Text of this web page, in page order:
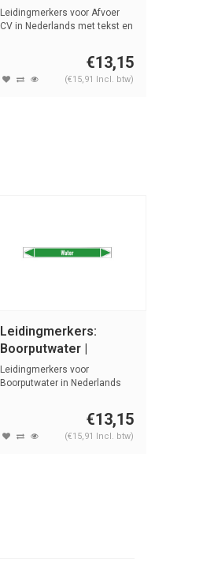
Nederlands | Water
Leidingmerkers voor Afvoer
CV in Nederlands met tekst en
€13,15
(€15,91 Incl. btw)
Leidingmerkers:
Boorputwater |
Nederlands | Water
Leidingmerkers voor
Boorputwater in Nederlands
€13,15
(€15,91 Incl. btw)